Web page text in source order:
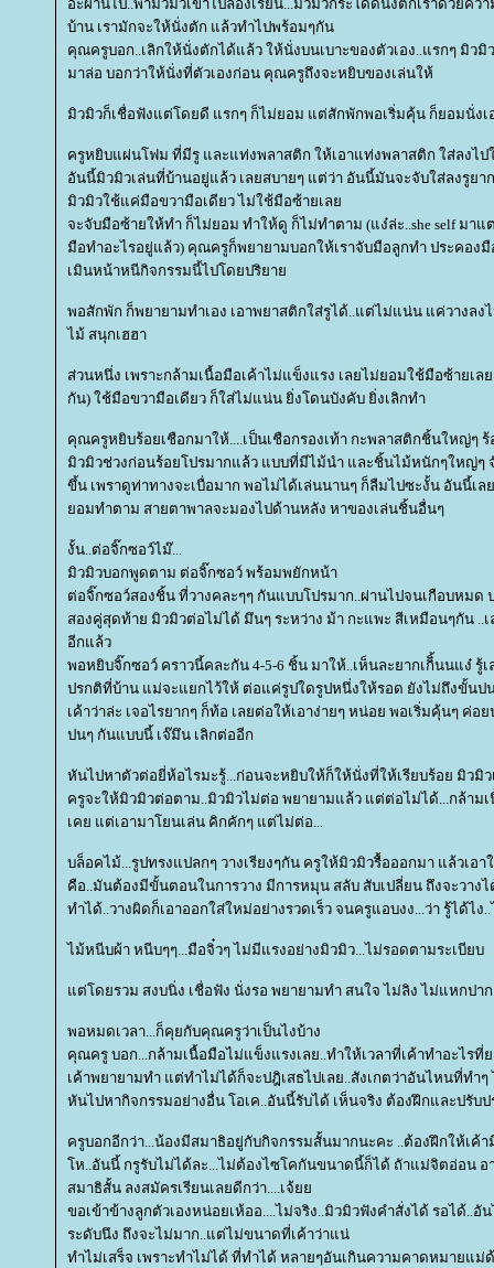
อะผ่านไป..พามิวมิวเข้าไปลองเรียน...มิวมิวกระโดดนั่งตักเราด้วยคว
บ้าน เรามักจะให้นั่งตัก แล้วทำไปพร้อมๆกัน
คุณครูบอก..เลิกให้นั่งตักได้แล้ว ให้นั่งบนเบาะของตัวเอง..แรกๆ มิวมิ
มาล่อ บอกว่าให้นั่งที่ตัวเองก่อน คุณครูถึงจะหยิบของเล่นให้
มิวมิวก็เชื่อฟังแต่โดยดี แรกๆ ก็ไม่ยอม แต่สักพักพอเริ่มคุ้น ก็ยอมนั่งเ
ครูหยิบแผ่นโฟม ที่มีรู และแท่งพลาสติก ให้เอาแท่งพลาสติก ใส่ลงไ
อันนี้มิวมิวเล่นที่บ้านอยู่แล้ว เลยสบายๆ แต่ว่า อันนี้มันจะจับใส่ลงรูยา
มิวมิวใช้แค่มือขวามือเดียว ไม่ใช้มือซ้ายเล
จะจับมือซ้ายให้ทำ ก็ไม่ยอม ทำให้ดู ก็ไม่ทำตาม (แง๋ล่ะ..she self มา
มือทำอะไรอยู่แล้ว) คุณครูก็พยายามบอกให้เราจับมือลูกทำ ประคอง
เมินหน้าหนีกิจกรรมนี้ไปโดยปริยา
พอสักพัก ก็พยายามทำเอง เอาพยาสติกใส่รูได้..แต่ไม่แน่น แค่วางลง
ไม้ สนุกเฮฮา
ส่วนหนึ่ง เพราะกล้ามเนื้อมือเค้าไม่แข็งแรง เลยไม่ยอมใช้มือซ้ายเล
กัน) ใช้มือขวามือเดียว ก็ใส่ไม่แน่น ยิ่งโดนบังคับ ยิ่งเลิกทำ
คุณครูหยิบร้อยเชือกมาให้....เป็นเชือกรองเท้า กะพลาสติกชิ้นใหญ่ๆ
มิวมิวช่วงก่อนร้อยโปรมากแล้ว แบบที่มีไม้นำ และชิ้นไม้หนักๆใหญ่ๆ
ขึ้น เพราดูท่าทางจะเบื่อมาก พอไม่ได้เล่นนานๆ ก็ลืมไปซะงั้น อันนี้เ
อมทำตาม สายตาพาลจะมองไปด้านหลัง หาของเล่นชิ้นอื่นๆ
งั้น..ต่อจิ๊กซอว์ไม๊...
มิวมิวบอกพูดตาม ต่อจิ๊กซอว์ พร้อมพยักหน้า
ต่อจิ๊กซอว์สองชิ้น ที่วางคละๆๆ กันแบบโปรมาก..ผ่านไปจนเกือบหมด
สองคู่สุดท้าย มิวมิวต่อไม่ได้ มึนๆ ระหว่าง ม้า กะแพะ สีเหมือนๆกัน ..
อีกแล้ว
พอหยิบจิ๊กซอว์ คราวนี้คละกัน 4-5-6 ชิ้น มาให้..เห็นละยากเกิิ้นนแง๋ รู้เ
ปรกติที่บ้าน แม่จะแยกไว้ให้ ต่อแค่รูปใดรูปหนึ่งให้รอด ยังไม่ถึงขั้นป
เค้าว่าล่ะ เจอไรยากๆ ก็ท้อ เลยต่อให้เอาง่ายๆ หน่อย พอเริ่มคุ้นๆ ค่
ปนๆ กันแบบนี้ เจ๊มึน เลิกต่ออีก
หันไปหาตัวต่อยี่ห้อไรมะรู้...ก่อนจะหยิบให้ก็ให้นั่งที่ให้เรียบร้อย มิวมิว
ครูจะให้มิวมิวต่อตาม..มิวมิวไม่ต่อ พยายามแล้ว แต่ต่อไม่ได้...กล้าม
เคย แต่เอามาโยนเล่น คิกคักๆ แต่ไม่ต่อ...
บล็อคไม้...รูปทรงแปลกๆ วางเรียงๆกัน ครูให้มิวมิวรื้อออกมา แล้วเอา
คือ..มันต้องมีขั้นตอนในการวาง มีการหมุน สลับ สับเปลี่ยน ถึงจะวาง
ทำได้..วางผิดก็เอาออกใส่ใหม่อย่างรวดเร็ว จนครูแอบงง...ว่า รู้ได้ไง
ไม้หนีบผ้า หนีบๆๆ...มือจิ๋วๆ ไม่มีแรงอย่างมิวมิว...ไม่รอดตามระเบียบ
ต่โดยรวม สงบนิ่ง เชื่อฟัง นั่งรอ พยายามทำ สนใจ ไม่ลิง ไม่แหกปา
พอหมดเวลา...ก็คุยกับคุณครูว่าเป็นไงบ้าง
คุณครู บอก...กล้ามเนื้อมือไม่แข็งแรงเลย..ทำให้เวลาที่เค้าทำอะไรที่
เค้าพยายามทำ แต่ทำไม่ได้ก็จะปฎิเสธไปเลย..สังเกตว่าอันไหนที่ทำๆ
หันไปหากิจกรรมอย่างอื่น โอเค..อันนี้รับได้ เห็นจริง ต้องฝึกและปรับป
ครูบอกอีกว่า...น้องมีสมาธิอยู่กับกิจกรรมสั้นมากนะคะ ..ต้องฝึกให้เค้
ห..อันนี้ กรูรับไม่ได้ละ...ไม่ต้องไซโคกันขนาดนี้ก็ได้ ถัาแม่จิตอ่อน อ
สมาธิสั้น ลงสมัครเรียนเลยดีกว่า....เจ้
ขอเข้าข้างลูกตัวเองหน่อยเห้ออ....ไม่จริง..มิวมิวฟังคำสั่งได้ รอได้..
ระดับนึง ถึงจะไม่มาก..แต่ไม่ขนาดที่เค้าว่าแน่
ทำไม่เสร็จ เพราะทำไม่ได้ ที่ทำได้ หลายๆอันเกินความคาดหมายแม่